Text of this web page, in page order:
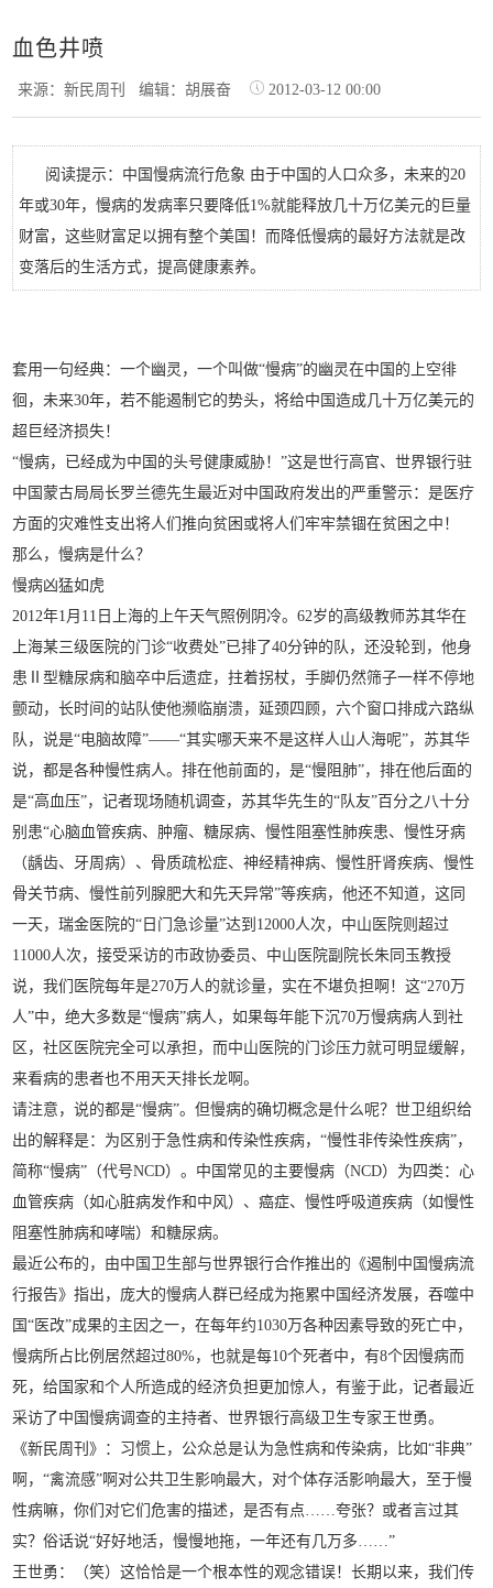
血色井喷
来源：新民周刊编辑：胡展奋 2012-03-12 00:00
阅读提示：中国慢病流行危象 由于中国的人口众多，未来的20
年或30年，慢病的发病率只要降低1%就能释放几十万亿美元的巨量
财富，这些财富足以拥有整个美国！而降低慢病的最好方法就是改
变落后的生活方式，提高健康素养。
套用一句经典：一个幽灵，一个叫做“慢病”的幽灵在中国的上空徘
徊，未来30年，若不能遏制它的势头，将给中国造成几十万亿美元的
超巨经济损失！
“慢病，已经成为中国的头号健康威胁！”这是世行高官、世界银行驻
中国蒙古局局长罗兰德先生最近对中国政府发出的严重警示：是医疗
方面的灾难性支出将人们推向贫困或将人们牢牢禁锢在贫困之中！
那么，慢病是什么？
慢病凶猛如虎
2012年1月11日上海的上午天气照例阴冷。62岁的高级教师苏其华在
上海某三级医院的门诊“收费处”已排了40分钟的队，还没轮到，他身
患Ⅱ型糖尿病和脑卒中后遗症，拄着拐杖，手脚仍然筛子一样不停地
颤动，长时间的站队使他濒临崩溃，延颈四顾，六个窗口排成六路纵
队，说是“电脑故障”——“其实哪天来不是这样人山人海呢”，苏其华
说，都是各种慢性病人。排在他前面的，是“慢阻肺”，排在他后面的
是“高血压”，记者现场随机调查，苏其华先生的“队友”百分之八十分
别患“心脑血管疾病、肿瘤、糖尿病、慢性阻塞性肺疾患、慢性牙病
（龋齿、牙周病）、骨质疏松症、神经精神病、慢性肝肾疾病、慢性
骨关节病、慢性前列腺肥大和先天异常”等疾病，他还不知道，这同
一天，瑞金医院的“日门急诊量”达到12000人次，中山医院则超过
11000人次，接受采访的市政协委员、中山医院副院长朱同玉教授
说，我们医院每年是270万人的就诊量，实在不堪负担啊！这“270万
人”中，绝大多数是“慢病”病人，如果每年能下沉70万慢病病人到社
区，社区医院完全可以承担，而中山医院的门诊压力就可明显缓解，
来看病的患者也不用天天排长龙啊。
请注意，说的都是“慢病”。但慢病的确切概念是什么呢？世卫组织给
出的解释是：为区别于急性病和传染性疾病，“慢性非传染性疾病”，
简称“慢病”（代号NCD）。中国常见的主要慢病（NCD）为四类：心
血管疾病（如心脏病发作和中风）、癌症、慢性呼吸道疾病（如慢性
阻塞性肺病和哮喘）和糖尿病。
最近公布的，由中国卫生部与世界银行合作推出的《遏制中国慢病流
行报告》指出，庞大的慢病人群已经成为拖累中国经济发展，吞噬中
国“医改”成果的主因之一，在每年约1030万各种因素导致的死亡中，
慢病所占比例居然超过80%，也就是每10个死者中，有8个因慢病而
死，给国家和个人所造成的经济负担更加惊人，有鉴于此，记者最近
采访了中国慢病调查的主持者、世界银行高级卫生专家王世勇。
《新民周刊》：习惯上，公众总是认为急性病和传染病，比如“非典”
啊，“禽流感”啊对公共卫生影响最大，对个体存活影响最大，至于慢
性病嘛，你们对它们危害的描述，是否有点……夸张？或者言过其
实？俗话说“好好地活，慢慢地拖，一年还有几万多……”
王世勇：（笑）这恰恰是一个根本性的观念错误！长期以来，我们传